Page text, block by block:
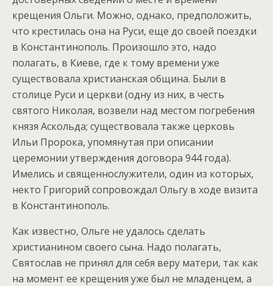
крещения Ольги. Можно, однако, предположить,
что крестилась она на Руси, еще до своей поездки
в Константинополь. Произошло это, надо
полагать, в Киеве, где к тому времени уже
существовала христианская община. Были в
столице Руси и церкви (одну из них, в честь
святого Николая, возвели над местом погребения
князя Аскольда; существовала также церковь
Ильи Пророка, упомянутая при описании
церемонии утверждения договора 944 года).
Имелись и священнослужители, один из которых,
некто Григорий сопровождал Ольгу в ходе визита
в Константинополь.
Как известно, Ольге не удалось сделать
христианином своего сына. Надо полагать,
Святослав не принял для себя веру матери, так как
на момент ее крещения уже был не младенцем, а